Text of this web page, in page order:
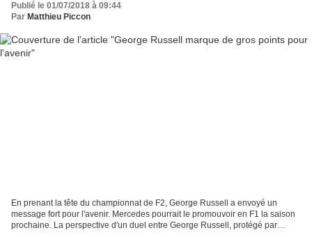
Publié le 01/07/2018 à 09:44
Par Matthieu Piccon
En prenant la tête du championnat de F2, George Russell a envoyé un
message fort pour l'avenir. Mercedes pourrait le promouvoir en F1 la saison
prochaine. La perspective d'un duel entre George Russell, protégé par